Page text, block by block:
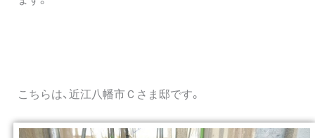
こちらは、近江八幡市Ｃさま邸です。